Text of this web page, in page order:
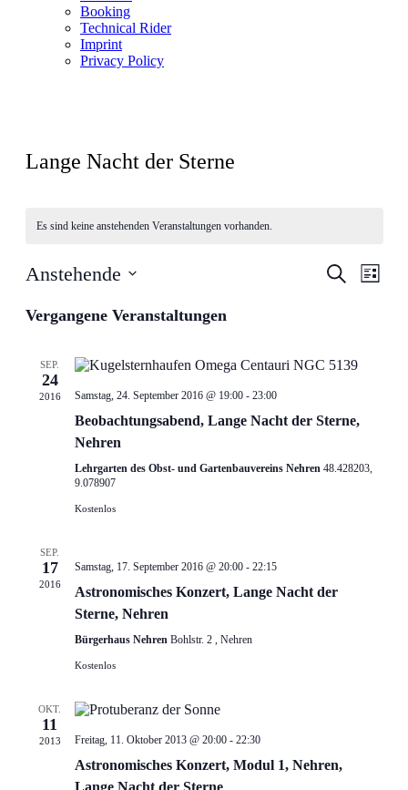
Booking
Technical Rider
Imprint
Privacy Policy
Lange Nacht der Sterne
Es sind keine anstehenden Veranstaltungen vorhanden.
Suche
Liste
Anstehende
wählen.
Vergangene Veranstaltungen
SEP.
24
2016 Samstag, 24. September 2016 @ 19:00- 23:00
Beobachtungsabend, Lange Nacht der Sterne,
Nehren
Lehrgarten des Obst- und Gartenbauvereins Nehren 48.428203,
9.078907
Kostenlos
SEP.
17
2016
Samstag, 17. September 2016 @ 20:00- 22:15
Astronomisches Konzert, Lange Nacht der
Sterne, Nehren
Bürgerhaus Nehren Bohlstr. 2 , Nehren
Kostenlos
OKT.
11
2013 Freitag, 11. Oktober 2013 @ 20:00- 22:30
Astronomisches Konzert, Modul 1, Nehren,
Lange Nacht der Sterne